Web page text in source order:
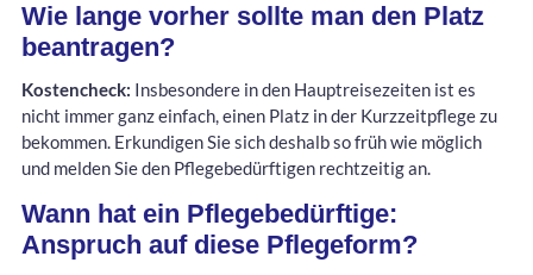
Wie lange vorher sollte man den Platz
beantragen?
Kostencheck: Insbesondere in den Hauptreisezeiten ist es
nicht immer ganz einfach, einen Platz in der Kurzzeitpflege zu
bekommen. Erkundigen Sie sich deshalb so früh wie möglich
und melden Sie den Pflegebedürftigen rechtzeitig an.
Wann hat ein Pflegebedürftige:
Anspruch auf diese Pflegeform?